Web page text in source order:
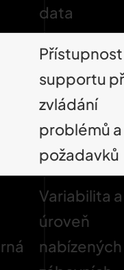
data
Přístupnost
supportu
zvládání
problémů a
požadavků
Variabilita a
úroveň
nabízených